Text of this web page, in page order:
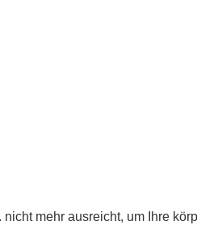
mehr ausreicht, um Ihre